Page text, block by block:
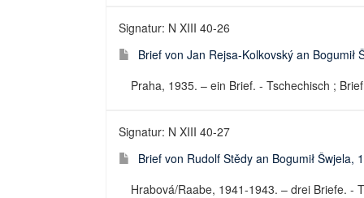
Signatur: N XIII 40-26
Brief von Jan Rejsa-Kolkovský an Bogumił
Praha, 1935. – ein Brief. - Tschechisch ;
Signatur: N XIII 40-27
Brief von Rudolf Stědy an Bogumił Šwjela,
Hrabová/Raabe, 1941-1943. – drei Briefe. -